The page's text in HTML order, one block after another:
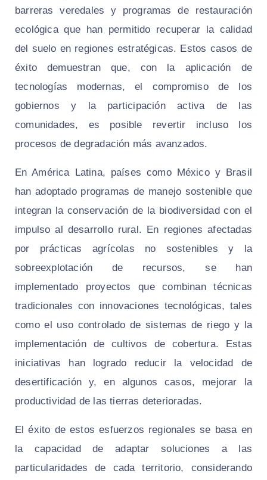
barreras veredales y programas de restauración
ecológica que han permitido recuperar la calidad
del suelo en regiones estratégicas. Estos casos de
éxito demuestran que, con la aplicación de
tecnologías modernas, el compromiso de los
gobiernos y la participación activa de las
comunidades, es posible revertir incluso los
procesos de degradación más avanzados.
En América Latina, países como México y Brasil
han adoptado programas de manejo sostenible que
integran la conservación de la biodiversidad con el
impulso al desarrollo rural. En regiones afectadas
por prácticas agrícolas no sostenibles y la
sobreexplotación de recursos, se han
implementado proyectos que combinan técnicas
tradicionales con innovaciones tecnológicas, tales
como el uso controlado de sistemas de riego y la
implementación de cultivos de cobertura. Estas
iniciativas han logrado reducir la velocidad de
desertificación y, en algunos casos, mejorar la
productividad de las tierras deterioradas.
El éxito de estos esfuerzos regionales se basa en
la capacidad de adaptar soluciones a las
particularidades de cada territorio, considerando